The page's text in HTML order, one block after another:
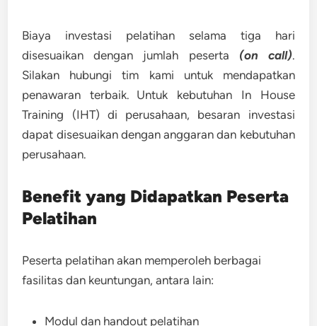
Biaya investasi pelatihan selama tiga hari
disesuaikan dengan jumlah peserta (on call).
Silakan hubungi tim kami untuk mendapatkan
penawaran terbaik. Untuk kebutuhan In House
Training (IHT) di perusahaan, besaran investasi
dapat disesuaikan dengan anggaran dan kebutuhan
perusahaan.
Benefit yang Didapatkan Peserta
Pelatihan
Peserta pelatihan akan memperoleh berbagai
fasilitas dan keuntungan, antara lain:
Modul dan handout pelatihan